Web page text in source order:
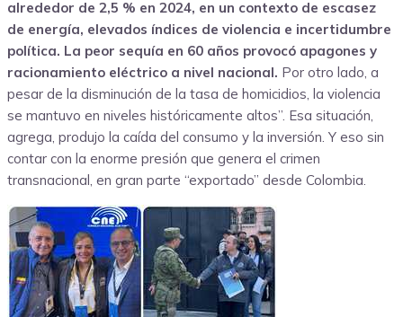
alrededor de 2,5 % en 2024, en un contexto de escasez
de energía, elevados índices de violencia e incertidumbre
política. La peor sequía en 60 años provocó apagones y
racionamiento eléctrico a nivel nacional. Por otro lado, a
pesar de la disminución de la tasa de homicidios, la violencia
se mantuvo en niveles históricamente altos”. Esa situación,
agrega, produjo la caída del consumo y la inversión. Y eso sin
contar con la enorme presión que genera el crimen
transnacional, en gran parte “exportado” desde Colombia.